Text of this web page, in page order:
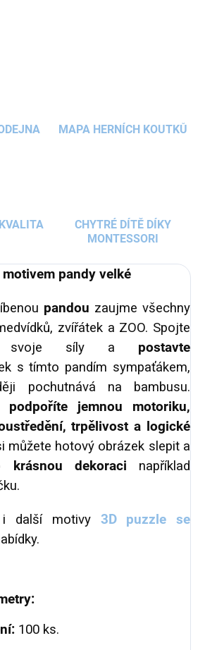
MAPA HERNÍCH KOUTKŮ
CHYTRÉ DÍTĚ DÍKY
MONTESSORI
pandy velké
pandou zaujme všechny
zvířátek a ZOO. Spojte
svoje síly a postavte
s tímto pandím sympaťákem,
pochutnává na bambusu.
podpoříte jemnou motoriku,
trpělivost a logické
můžete hotový obrázek slepit a
krásnou dekoraci například
i další motivy 3D puzzle se
100 ks.